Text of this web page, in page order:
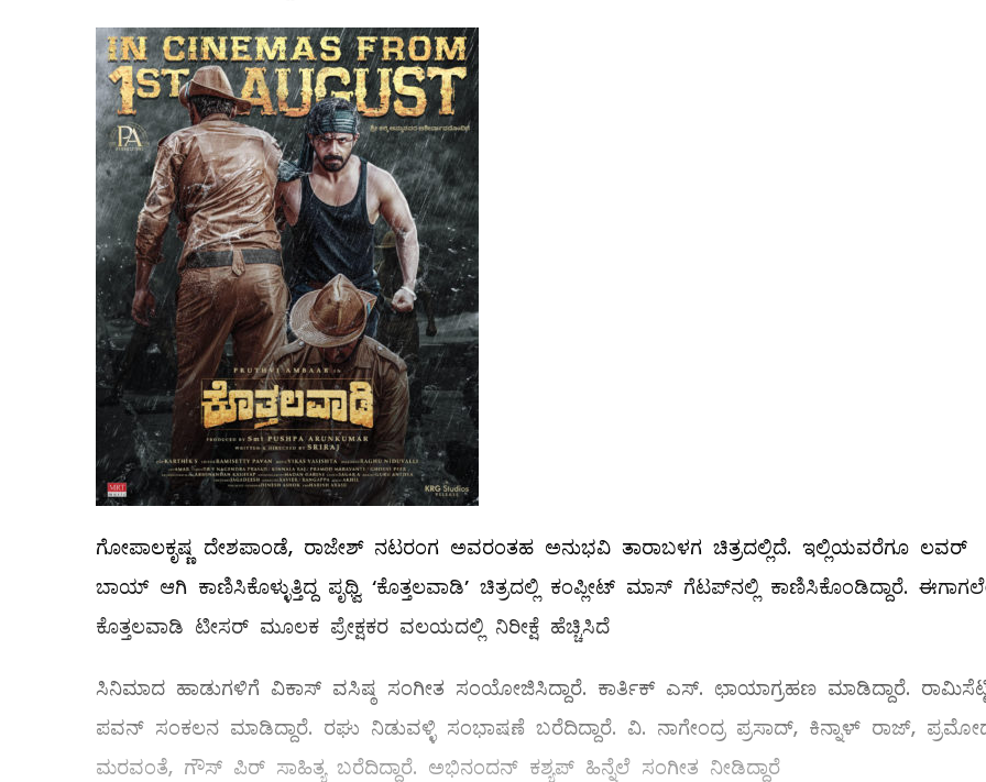
ಗೋಪಾಲಕೃಷ್ಣ ದೇಶಪಾಂಡೆ, ರಾಜೇಶ್ ನಟರಂಗ ಅವರಂತಹ ಅನುಭವಿ ತಾರಾಬಳಗ ಚಿತ್ರದಲ್ಲಿದೆ. ಇಲ್ಲಿಯವರೆಗೂ ಲವರ್
ಬಾಯ್ ಆಗಿ ಕಾಣಿಸಿಕೊಳ್ಳುತ್ತಿದ್ದ ಪೃಥ್ವಿ ‘ಕೊತ್ತಲವಾಡಿ’ ಚಿತ್ರದಲ್ಲಿ ಕಂಪ್ಲೀಟ್ ಮಾಸ್ ಗೆಟಪ್‌ನಲ್ಲಿ ಕಾಣಿಸಿಕೊಂಡಿದ್ದಾರೆ.
ಕೊತ್ತಲವಾಡಿ ಟೀಸರ್‌ ಮೂಲಕ ಪ್ರೇಕ್ಷಕರ ವಲಯದಲ್ಲಿ ನಿರೀಕ್ಷೆ ಹೆಚ್ಚಿಸಿದೆ
ಸಿನಿಮಾದ ಹಾಡುಗಳಿಗೆ ವಿಕಾಸ್‌ ವಸಿಷ್ಠ ಸಂಗೀತ ಸಂಯೋಜಿಸಿದ್ದಾರೆ. ಕಾರ್ತಿಕ್ ಎಸ್. ಛಾಯಾಗ್ರಹಣ ಮಾಡಿದ್ದಾರೆ.
ಪವನ್ ಸಂಕಲನ ಮಾಡಿದ್ದಾರೆ. ರಘು ನಿಡುವಳ್ಳಿ ಸಂಭಾಷಣೆ ಬರೆದಿದ್ದಾರೆ. ವಿ. ನಾಗೇಂದ್ರ ಪ್ರಸಾದ್, ಕಿನ್ನಾಳ್ ರಾಜ್,
ಮರವಂತೆ, ಗೌಸ್ ಪಿರ್ ಸಾಹಿತ್ಯ ಬರೆದಿದ್ದಾರೆ. ಅಭಿನಂದನ್‌ ಕಶ್ಯಪ್‌ ಹಿನ್ನೆಲೆ ಸಂಗೀತ ನೀಡಿದ್ದಾರೆ